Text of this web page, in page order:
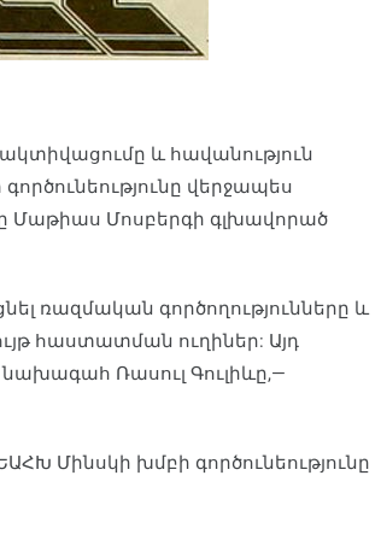
և հավանություն
վերջապես
Մաթիաս Մոսբերգի գլխավորած
ռազմական գործողությունները և
հաստատման ուղիներ: Այդ
նախագահ Ռասուլ Գուլիևը,—
Մինսկի խմբի գործունեությունը